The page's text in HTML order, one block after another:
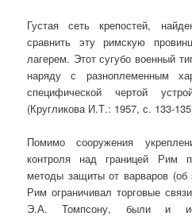
Густая сеть крепостей,
сравнить эту римскую
лагерем. Этот сугубо военный
наряду с разноплеменным
специфической чертой
(Кругликова И.Т.: 1957, с. 133-
Помимо сооружения
контроля над границей Рим
методы защиты от варваров
Рим ограничивал торговые
Э.А. Томпсону, были и